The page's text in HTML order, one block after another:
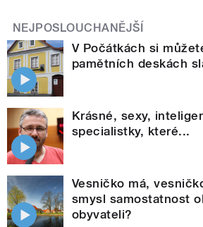
NEJPOSLOUCHANĚJŠÍ
V Počátkách si
pamětních deskách
Krásné, sexy,
specialistky, které...
Vesničko má,
smysl samostatnost
obyvateli?